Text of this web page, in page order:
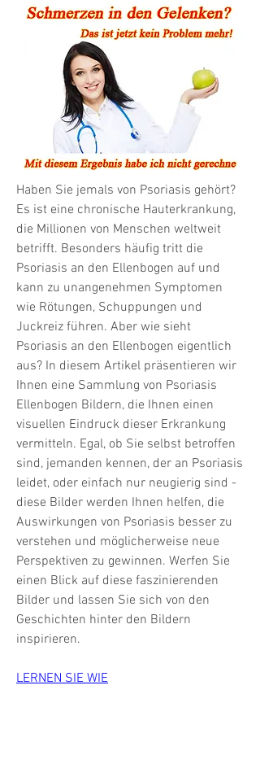
Haben Sie jemals von Psoriasis gehört?
Es ist eine chronische Hauterkrankung,
die Millionen von Menschen weltweit
betrifft. Besonders häufig tritt die
Psoriasis an den Ellenbogen auf und
kann zu unangenehmen Symptomen
wie Rötungen, Schuppungen und
Juckreiz führen. Aber wie sieht
Psoriasis an den Ellenbogen eigentlich
aus? In diesem Artikel präsentieren wir
Ihnen eine Sammlung von Psoriasis
Ellenbogen Bildern, die Ihnen einen
visuellen Eindruck dieser Erkrankung
vermitteln. Egal, ob Sie selbst betroffen
sind, jemanden kennen, der an Psoriasis
leidet, oder einfach nur neugierig sind -
diese Bilder werden Ihnen helfen, die
Auswirkungen von Psoriasis besser zu
verstehen und möglicherweise neue
Perspektiven zu gewinnen. Werfen Sie
einen Blick auf diese faszinierenden
Bilder und lassen Sie sich von den
Geschichten hinter den Bildern
inspirieren.
LERNEN SIE WIE